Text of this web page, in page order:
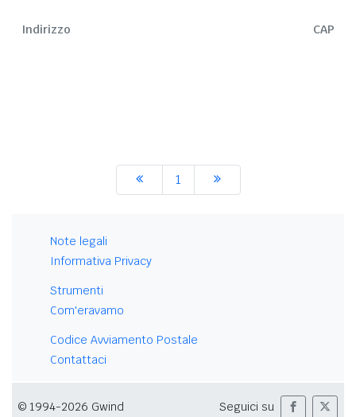
Indirizzo CAP
1
Note legali
Informativa Privacy
Strumenti
Com'eravamo
Codice Avviamento Postale
Contattaci
© 1994-2026 Gwind Seguici su